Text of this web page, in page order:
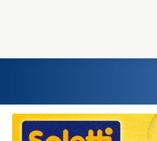
Home